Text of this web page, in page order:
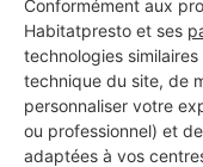
Conformément aux
Habitatpresto et ses
technologies
technique du site, de
personnaliser votre
ou professionnel) et
adaptées à vos
La